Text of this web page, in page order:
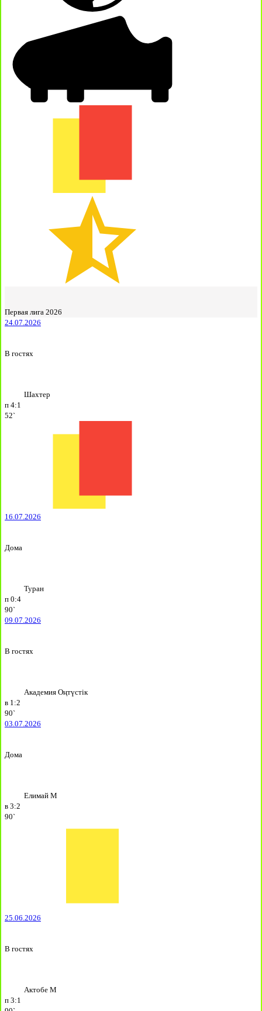
Первая лига 2026
24.07.2026
В гостях
Шахтер
п 4:1
52`
16.07.2026
Дома
Туран
п 0:4
90`
09.07.2026
В гостях
Академия Оңтүстік
в 1:2
90`
03.07.2026
Дома
Елимай М
в 3:2
90`
25.06.2026
В гостях
Актобе М
п 3:1